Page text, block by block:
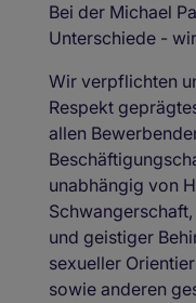
Bei der Michael
Unterschiede -
Wir verpflichten
Respekt
allen
unabhängig von
und geistiger
sexueller
sowie anderen